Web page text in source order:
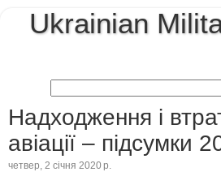
Ukrainian
Надходження і
авіації – підсумки
четвер, 2 січня 2020 р.